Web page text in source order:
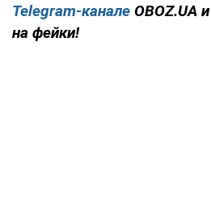
Telegram-канале OBOZ.UA и
на фейки!